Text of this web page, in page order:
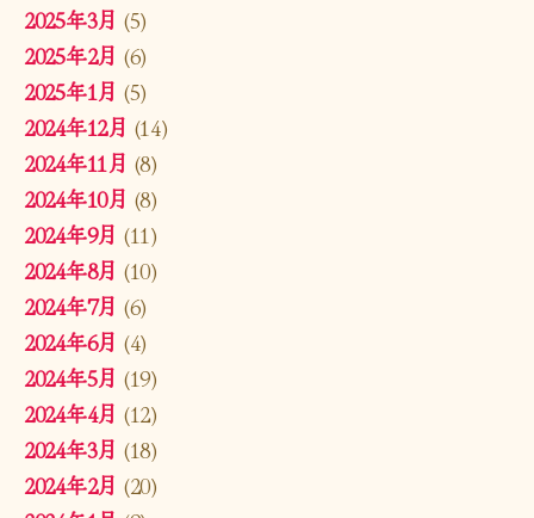
2025年3月 (5)
2025年2月 (6)
2025年1月 (5)
2024年12月 (14)
2024年11月 (8)
2024年10月 (8)
2024年9月 (11)
2024年8月 (10)
2024年7月 (6)
2024年6月 (4)
2024年5月 (19)
2024年4月 (12)
2024年3月 (18)
2024年2月 (20)